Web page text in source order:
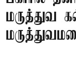
மருத்துவ